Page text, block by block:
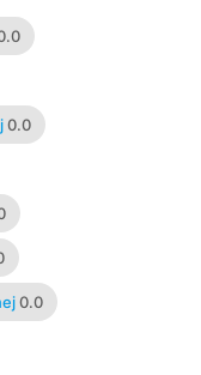
0.0
0.0